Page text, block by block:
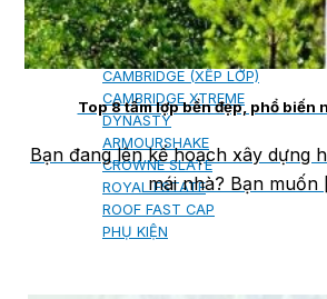
MARATHON (VIÊN GẠCH)
ARMOURSHIELD (TỔ ONG)
SUPERGLASS BIBER (VẢY CÁ)
CAMBRIDGE (XẾP LỚP)
CAMBRIDGE XTREME
DYNASTY
ARMOURSHAKE
CROWNE SLATE
ROYAL ESTATE
ROOF FAST CAP
PHỤ KIỆN
Top 8 tấm lợp bền đẹp, phổ biến
Bạn đang lên kế hoạch xây dựng
mái nhà? Bạn muốn